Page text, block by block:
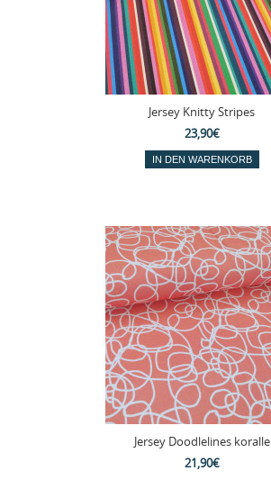
Jersey Knitty Stripes
23,90€
Jersey Doodlelines koralle
21,90€